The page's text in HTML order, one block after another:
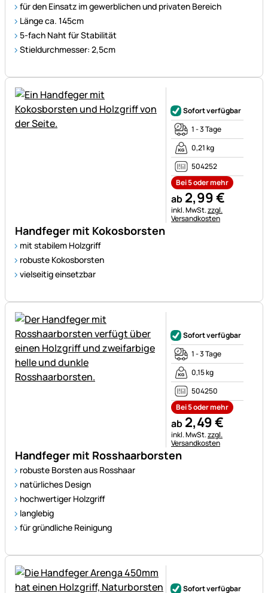
für den Einsatz im gewerblichen und privaten Bereich
Länge ca. 145cm
5-fach Naht für Stabilität
Stieldurchmesser: 2,5cm
Handfeger mit Kokosborsten
mit stabilem Holzgriff
robuste Kokosborsten
vielseitig einsetzbar
Sofort verfügbar
1 - 3 Tage
0,21 kg
504252
Bei 5 oder mehr
ab 2,99€
Steuerhinweis:
inkl. MwSt.zzgl.
Versandkosten
Handfeger mit Rosshaarborsten
robuste Borsten aus Rosshaar
natürliches Design
hochwertiger Holzgriff
langlebig
für gründliche Reinigung
Sofort verfügbar
1 - 3 Tage
0,15 kg
504250
Bei 5 oder mehr
ab 2,49€
Steuerhinweis:
inkl. MwSt.zzgl.
Versandkosten
Sofort verfügbar